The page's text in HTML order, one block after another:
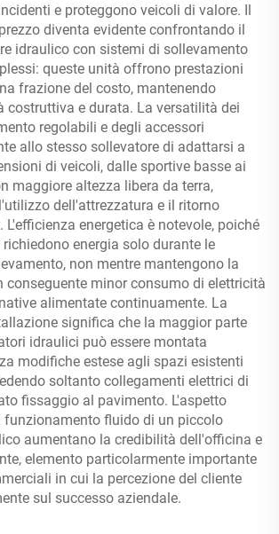
e proteggono veicoli di valore. Il
diventa evidente confrontando il
idraulico con sistemi di sollevamento
queste unità offrono prestazioni
frazione del costo, mantenendo
costruttiva e durata. La versatilità dei
regolabili e degli accessori
allo stesso sollevatore di adattarsi a
di veicoli, dalle sportive basse ai
maggiore altezza libera da terra,
dell'attrezzatura e il ritorno
energetica è notevole, poiché
energia solo durante le
non mentre mantengono la
conseguente minor consumo di elettricità
alimentate continuamente. La
significa che la maggior parte
idraulici può essere montata
modifiche estese agli spazi esistenti
soltanto collegamenti elettrici di
fissaggio al pavimento. L'aspetto
funzionamento fluido di un piccolo
aumentano la credibilità dell'officina e
elemento particolarmente importante
in cui la percezione del cliente
sul successo aziendale.